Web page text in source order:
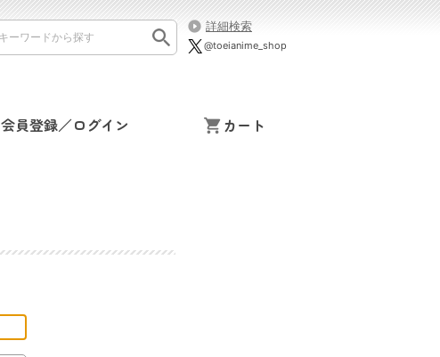
詳細検索
@toeianime_shop
会員登録／ログイン カート